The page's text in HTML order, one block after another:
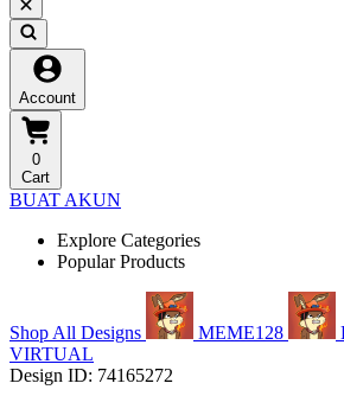
Account
0
Cart
BUAT AKUN
Explore Categories
Popular Products
Shop All Designs MEME128
VIRTUAL
Design ID: 74165272